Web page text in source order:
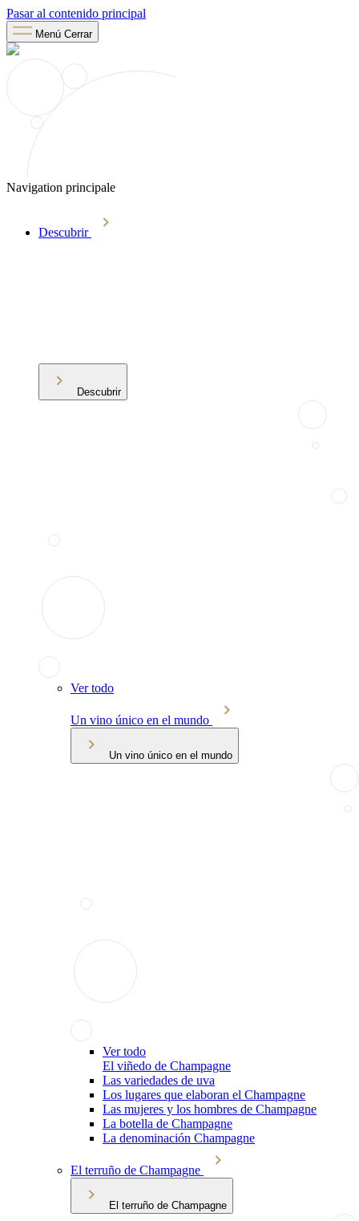
Pasar al contenido principal
Menú Cerrar
Navigation principale
Descubrir
Descubrir
Ver todo
Un vino único en el mundo
Un vino único en el mundo
Ver todo
El viñedo de Champagne
Las variedades de uva
Los lugares que elaboran el Champagne
Las mujeres y los hombres de Champagne
La botella de Champagne
La denominación Champagne
El terruño de Champagne
El terruño de Champagne